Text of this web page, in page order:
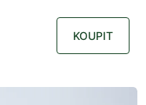
KOUPIT